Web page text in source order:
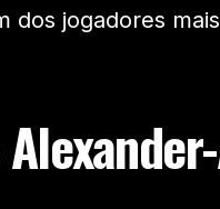
dos jogadores